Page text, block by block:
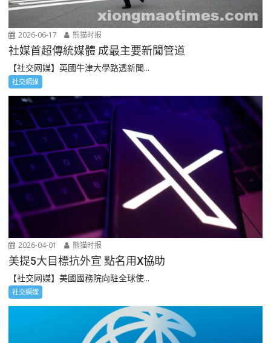
2026-06-17 熊猫时报
社媒首超傳統媒體 成最主要新聞管道
【社交网媒】英國牛津大學路透新聞...
社交網媒
2026-04-01 熊猫时报
美提5大目標抗外宣 點名用X協助
【社交网媒】美國國務院向駐全球使...
社交網媒